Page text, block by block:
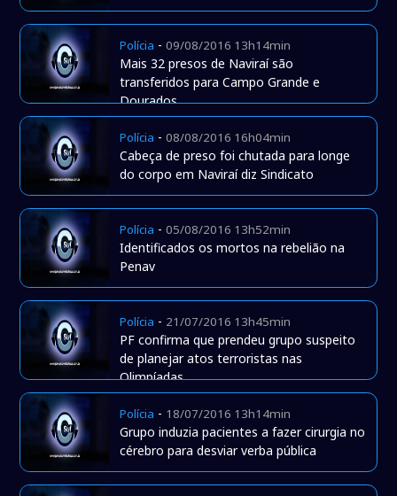
Polícia -09/08/2016 13h14min
Mais 32 presos de Naviraí são
transferidos para Campo Grande e
Dourados
Polícia -08/08/2016 16h04min
Cabeça de preso foi chutada para longe
do corpo em Naviraí diz Sindicato
Polícia -05/08/2016 13h52min
Identificados os mortos na rebelião na
Penav
Polícia - 21/07/2016 13h45min
PF confirma que prendeu grupo suspeito
de planejar atos terroristas nas
Olimpíadas
Polícia - 18/07/2016 13h14min
Grupo induzia pacientes a fazer cirurgia no
cérebro para desviar verba pública